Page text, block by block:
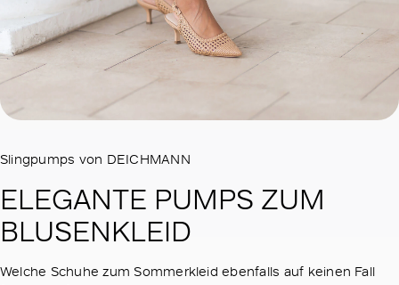
Slingpumps von DEICHMANN
ELEGANTE PUMPS ZUM
BLUSENKLEID
Welche Schuhe zum Sommerkleid ebenfalls auf keinen Fall